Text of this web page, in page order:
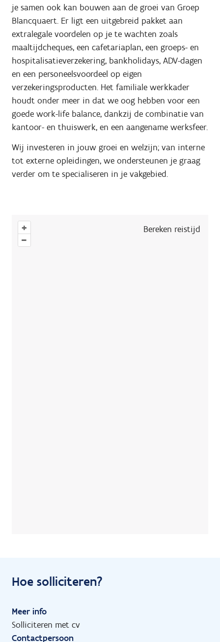
je samen ook kan bouwen aan de groei van Groep
Blancquaert. Er ligt een uitgebreid pakket aan
extralegale voordelen op je te wachten zoals
maaltijdcheques, een cafetariaplan, een groeps- en
hospitalisatieverzekering, bankholidays, ADV-dagen
en een personeelsvoordeel op eigen
verzekeringsproducten. Het familiale werkkader
houdt onder meer in dat we oog hebben voor een
goede work-life balance, dankzij de combinatie van
kantoor- en thuiswerk, en een aangename werksfeer.
Wij investeren in jouw groei en welzijn; van interne
tot externe opleidingen, we ondersteunen je graag
verder om te specialiseren in je vakgebied.
+
–
Bereken reistijd
Hoe solliciteren?
Meer info
Solliciteren met cv
Contactpersoon